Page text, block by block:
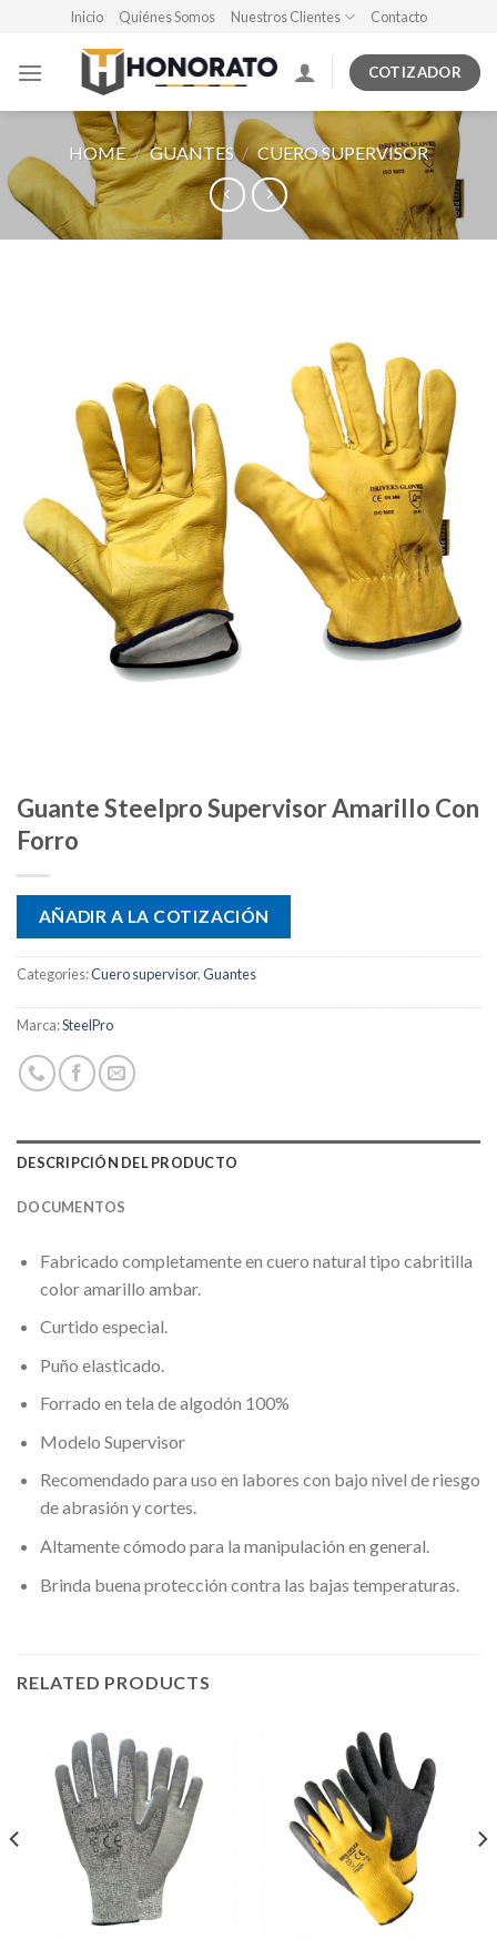
content
Inicio Quiénes Somos Nuestros Clientes Contacto
COTIZADOR
HOME / GUANTES / CUERO SUPERVISOR
Guante Steelpro Supervisor Amarillo Con
Forro
AÑADIR A LA COTIZACIÓN
Categories:Cuero supervisor,Guantes
Marca:SteelPro
DESCRIPCIÓN DEL PRODUCTO
DOCUMENTOS
Fabricado completamente en cuero natural tipo cabritilla
color amarillo ambar.
Curtido especial.
Puño elasticado.
Forrado en tela de algodón 100%
Modelo Supervisor
Recomendado para uso en labores con bajo nivel de riesgo
de abrasión y cortes.
Altamente cómodo para la manipulación en general.
Brinda buena protección contra las bajas temperaturas.
RELATED PRODUCTS